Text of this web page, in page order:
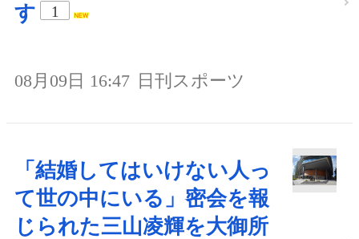
す
1
08月09日 16:47 日刊スポーツ
「結婚してはいけない人っ
て世の中にいる」密会を報
じられた三山凌輝を大御所